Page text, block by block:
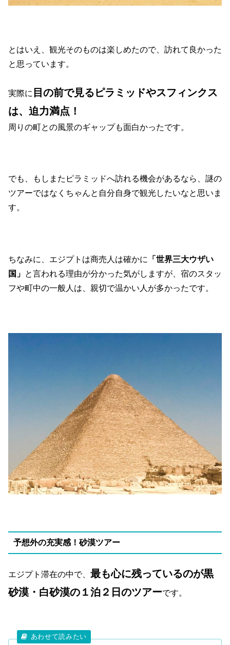
とはいえ、観光そのものは楽しめたので、訪れて良かった
と思っています。
実際に 目の前で見るピラミッドやスフィンクス
は、迫力満点！
周りの町との風景のギャップも面白かったです。
でも、もしまたピラミッドへ訪れる機会があるなら、謎の
ツアーではなくちゃんと自分自身で観光したいなと思いま
す。
ちなみに、エジプトは商売人は確かに
「世界三大ウザい
国」 と言われる理由が分かった気がしますが、宿のスタッ
フや町中の一般人は、親切で温かい人が多かったです。
予想外の充実感！砂漠ツアー
エジプト滞在の中で、 最も心に残っているのが黒
砂漠・白砂漠の１泊２日のツアーです。